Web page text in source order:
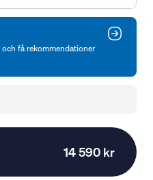
få rekommendationer
14 590 kr